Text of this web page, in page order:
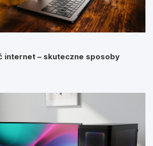
internet – skuteczne sposoby